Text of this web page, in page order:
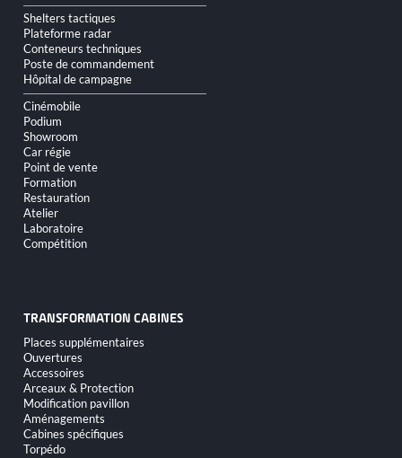
Shelters tactiques
Plateforme radar
Conteneurs techniques
Poste de commandement
Hôpital de campagne
Cinémobile
Podium
Showroom
Car régie
Point de vente
Formation
Restauration
Atelier
Laboratoire
Compétition
TRANSFORMATION CABINES
Aller
au
contenu
Places supplémentaires
Ouvertures
Accessoires
Arceaux & Protection
Modification pavillon
Aménagements
Cabines spécifiques
Torpédo